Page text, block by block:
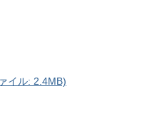
イル: 2.4MB)